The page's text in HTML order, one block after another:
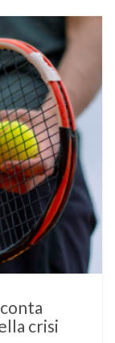
crisi